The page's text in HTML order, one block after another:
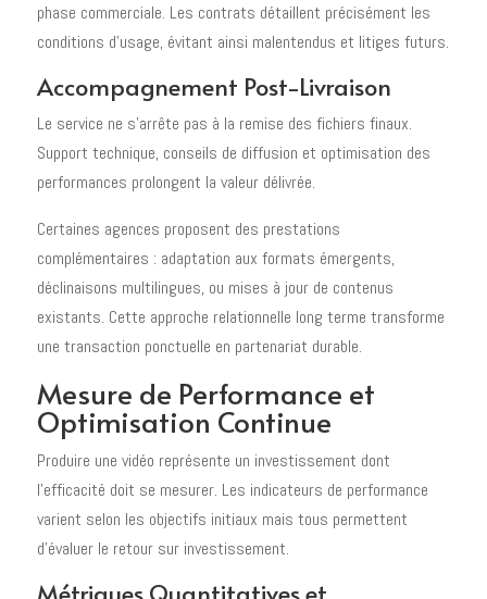
phase commerciale. Les contrats détaillent précisément les
conditions d'usage, évitant ainsi malentendus et litiges futurs.
Accompagnement Post-Livraison
Le service ne s'arrête pas à la remise des fichiers finaux.
Support technique, conseils de diffusion et optimisation des
performances prolongent la valeur délivrée.
Certaines agences proposent des prestations
complémentaires : adaptation aux formats émergents,
déclinaisons multilingues, ou mises à jour de contenus
existants. Cette approche relationnelle long terme transforme
une transaction ponctuelle en partenariat durable.
Mesure de Performance et
Optimisation Continue
Produire une vidéo représente un investissement dont
l'efficacité doit se mesurer. Les indicateurs de performance
varient selon les objectifs initiaux mais tous permettent
d'évaluer le retour sur investissement.